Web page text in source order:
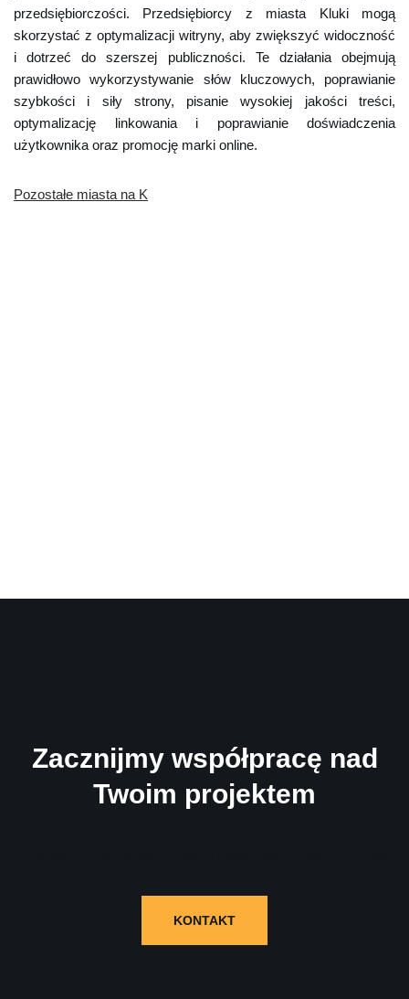
przedsiębiorczości. Przedsiębiorcy z miasta Kluki mogą
skorzystać z optymalizacji witryny, aby zwiększyć widoczność
i dotrzeć do szerszej publiczności. Te działania obejmują
prawidłowo wykorzystywanie słów kluczowych, poprawianie
szybkości i siły strony, pisanie wysokiej jakości treści,
optymalizację linkowania i poprawianie doświadczenia
użytkownika oraz promocję marki online.
Pozostałe miasta na K
Zacznijmy współpracę nad
Twoim projektem
KONTAKT